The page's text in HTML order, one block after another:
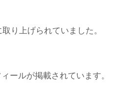
り上げられていました。
ールが掲載されています。